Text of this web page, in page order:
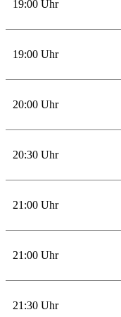
19:00 Uhr
19:00 Uhr
20:00 Uhr
20:30 Uhr
21:00 Uhr
21:00 Uhr
21:30 Uhr